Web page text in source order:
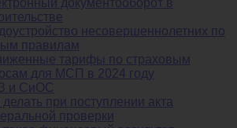
документооборот в
несовершеннолетних по
правилам
тарифы по страховым
для МСП в 2024 году
и СиОС
делать при поступлении акта
проверки